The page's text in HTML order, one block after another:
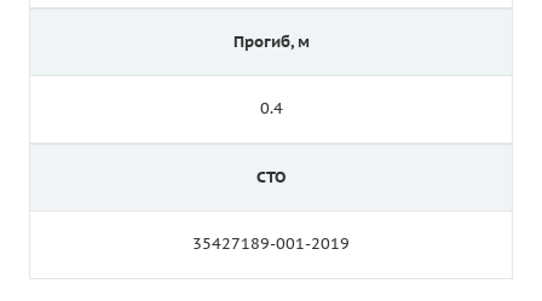
Прогиб, м
0.4
СТО
35427189-001-2019